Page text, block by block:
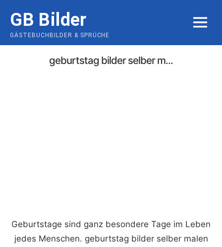
content
GB Bilder
GÄSTEBUCHBILDER & SPRÜCHE
MENU
geburtstag bilder selber m...
Geburtstage sind ganz besondere Tage im Leben
jedes Menschen. geburtstag bilder selber malen